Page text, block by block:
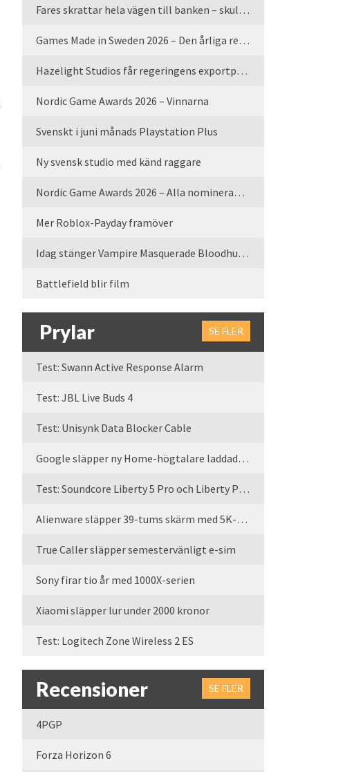
Fares skrattar hela vägen till banken – skulle vi tro
Games Made in Sweden 2026 – Den årliga rean är tillbaka
Hazelight Studios får regeringens exportpris 2025
Nordic Game Awards 2026 – Vinnarna
Svenskt i juni månads Playstation Plus
Ny svensk studio med känd raggare
Nordic Game Awards 2026 – Alla nominerade spel
Mer Roblox-Payday framöver
Idag stänger Vampire Masquerade Bloodhunt servrarna
Battlefield blir film
Prylar SE FLER
Test: Swann Active Response Alarm
Test: JBL Live Buds 4
Test: Unisynk Data Blocker Cable
Google släpper ny Home-högtalare laddad med Gemini
Test: Soundcore Liberty 5 Pro och Liberty Pro Max
Alienware släpper 39-tums skärm med 5K-upplösning
True Caller släpper semestervänligt e-sim
Sony firar tio år med 1000X-serien
Xiaomi släpper lur under 2000 kronor
Test: Logitech Zone Wireless 2 ES
Recensioner SE FLER
4PGP
Forza Horizon 6